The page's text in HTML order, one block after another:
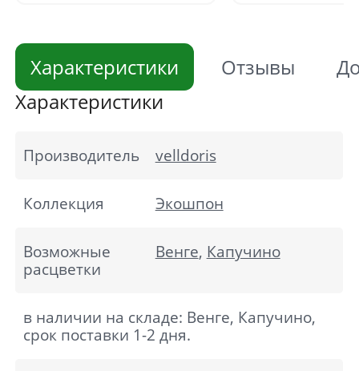
Характеристики Отзывы
Характеристики
Производитель velldoris
Коллекция Экошпон
Возможные
расцветки
Венге, Капучино
в наличии на складе: Венге, Капучино,
срок поставки 1-2 дня.